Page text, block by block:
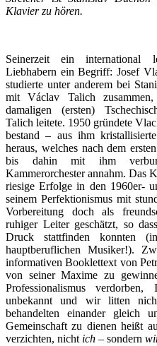
Klavier zu hören.
Seinerzeit ein international
Liebhabern ein Begriff: Josef
studierte unter anderem bei
mit Václav Talich
damaligen (ersten)
Talich leitete. 1950 gründete
bestand – aus ihm
heraus, welches nach dem
bis dahin mit ihm
Kammerorchester annahm. Das
riesige Erfolge in den 1960er-
seinem Perfektionismus mit
Vorbereitung doch als
ruhiger Leiter geschätzt, so
Druck stattfinden konnten
hauptberuflichen Musiker!).
informativen Booklettext von
von seiner Maxime zu
Professionalismus
unbekannt und wir litten
behandelten einander gleich
Gemeinschaft zu dienen heißt
verzichten, nicht ich – sondern